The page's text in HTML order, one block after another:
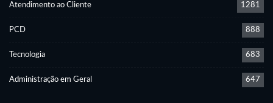
Atendimento ao Cliente 1281
PCD 888
Tecnologia 683
Administração em Geral 647